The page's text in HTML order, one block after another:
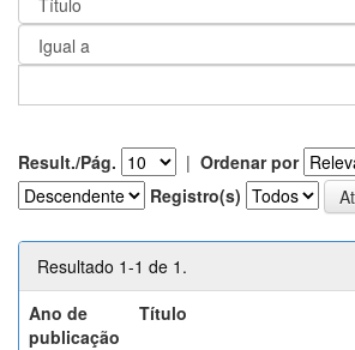
Result./Pág. | Ordenar por
Registro(s)
Resultado 1-1 de 1.
Ano de
publicação
Título